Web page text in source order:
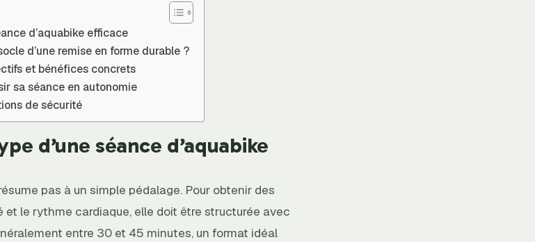
d’aquabike efficace
d’une remise en forme durable ?
et bénéfices concrets
sa séance en autonomie
de sécurité
d’une séance d’aquabike
pas à un simple pédalage. Pour obtenir des
le rythme cardiaque, elle doit être structurée avec
entre 30 et 45 minutes, un format idéal